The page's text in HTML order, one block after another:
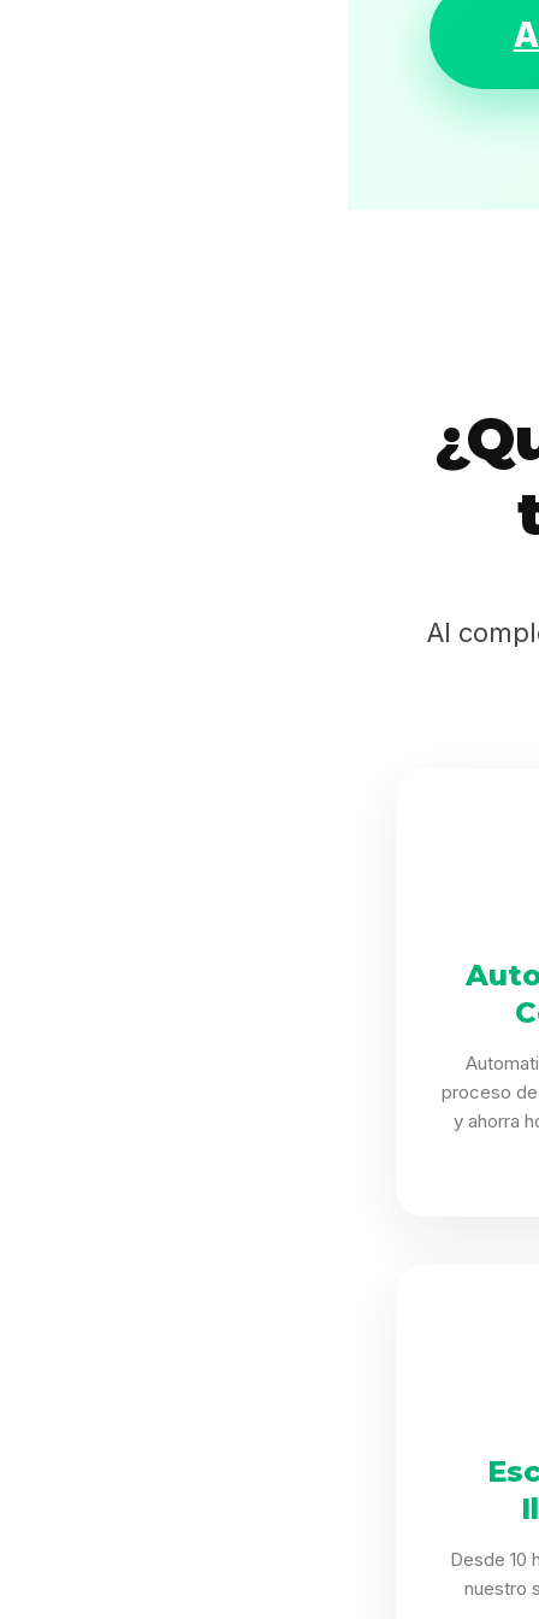
Al
proceso
y ahorra
Desde 10
nuestro